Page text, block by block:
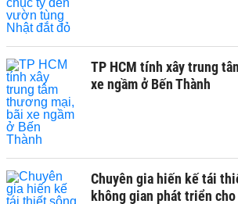
TP HCM tính xây trung
xe ngầm ở Bến Thành
Chuyên gia hiến kế tái
không gian phát triển cho